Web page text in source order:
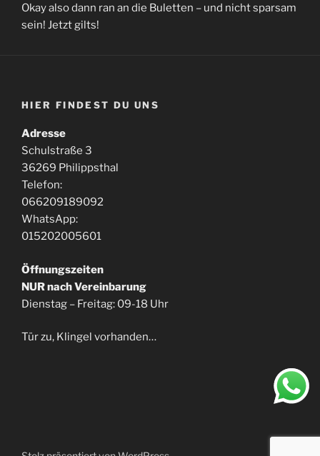
Okay also dann ran an die Buletten – und nicht sparsam
sein! Jetzt gilts!
HIER FINDEST DU UNS
Adresse
Schulstraße 3
36269 Philippsthal
Telefon:
066209189092
WhatsApp:
015202005601
Öffnungszeiten
NUR nach Vereinbarung
Dienstag – Freitag: 09-18 Uhr
Tür zu, Klingel vorhanden…